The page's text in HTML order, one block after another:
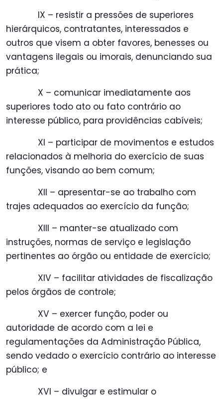
IX – resistir a pressões de superiores
hierárquicos, contratantes, interessados e
outros que visem a obter favores, benesses ou
vantagens ilegais ou imorais, denunciando sua
prática;
X – comunicar imediatamente aos
superiores todo ato ou fato contrário ao
interesse público, para providências cabíveis;
XI – participar de movimentos e estudos
relacionados à melhoria do exercício de suas
funções, visando ao bem comum;
XII – apresentar-se ao trabalho com
trajes adequados ao exercício da função;
XIII – manter-se atualizado com
instruções, normas de serviço e legislação
pertinentes ao órgão ou entidade de exercício;
XIV – facilitar atividades de fiscalização
pelos órgãos de controle;
XV – exercer função, poder ou
autoridade de acordo com a lei e
regulamentações da Administração Pública,
sendo vedado o exercício contrário ao interesse
público; e
XVI – divulgar e estimular o